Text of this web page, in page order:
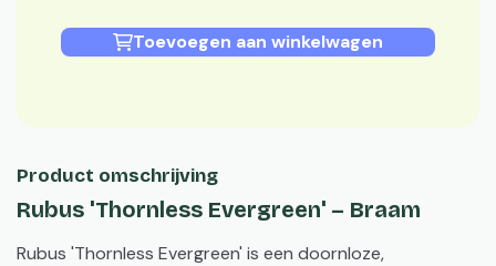
Toevoegen aan winkelwagen
Product omschrijving
Rubus 'Thornless Evergreen' – Braam
Rubus 'Thornless Evergreen' is een doornloze,